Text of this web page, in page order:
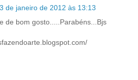
de janeiro de 2012 às 13:13
de bom gosto.....Parabéns...Bjs